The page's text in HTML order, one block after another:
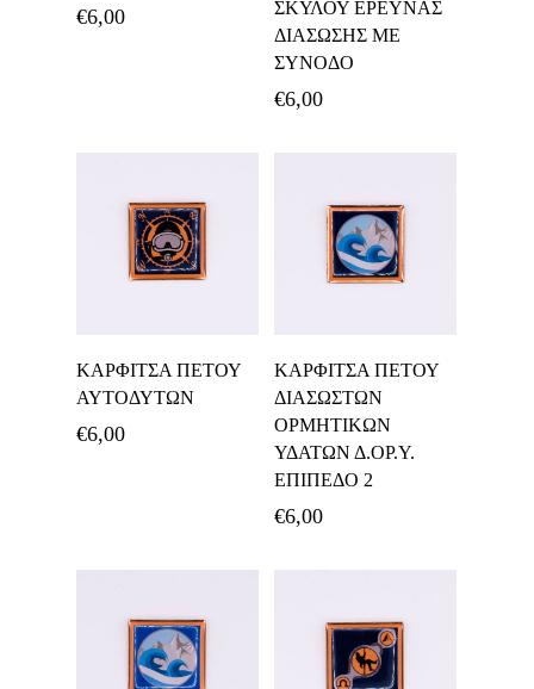
€6,00
ΣΚΥΛΟΥ ΕΡΕΥΝΑΣ
ΔΙΑΣΩΣΗΣ ΜΕ
ΣΥΝΟΔΟ
€6,00
Καλάθι
ΚΑΡΦΙΤΣΑ ΠΕΤΟΥ
ΑΥΤΟΔΥΤΩΝ
€6,00
Καλάθι
ΚΑΡΦΙΤΣΑ ΠΕΤΟΥ
ΔΙΑΣΩΣΤΩΝ
ΟΡΜΗΤΙΚΩΝ
ΥΔΑΤΩΝ Δ.ΟΡ.Υ.
ΕΠΙΠΕΔΟ 2
€6,00